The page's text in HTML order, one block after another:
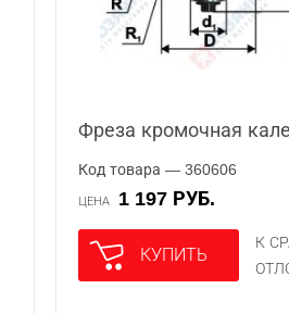
Фреза кромочная
Код товара — 360606
ЦЕНА 1 197 РУБ.
КУПИТЬ
К